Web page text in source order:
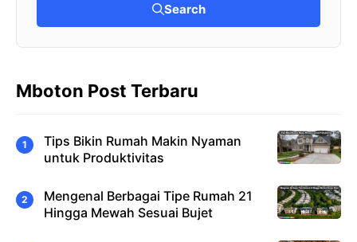
Search
Mboton Post Terbaru
Tips Bikin Rumah Makin Nyaman
untuk Produktivitas
Mengenal Berbagai Tipe Rumah 21
Hingga Mewah Sesuai Bujet